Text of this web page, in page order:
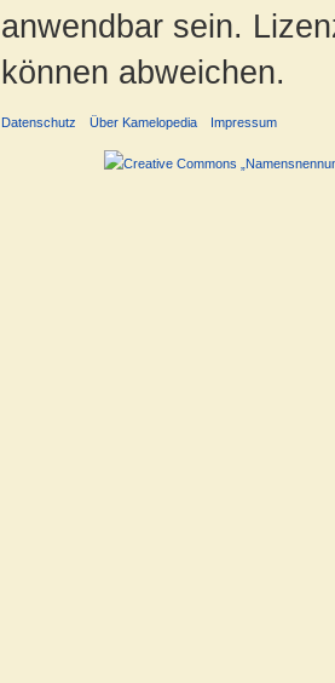
anwendbar sein.
können abweichen.
Datenschutz Über Kamelopedia Impressum